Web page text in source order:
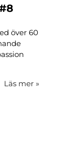
över 60
Läs mer »